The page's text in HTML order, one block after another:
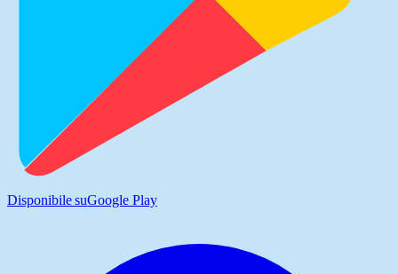
Disponibile suGoogle Play